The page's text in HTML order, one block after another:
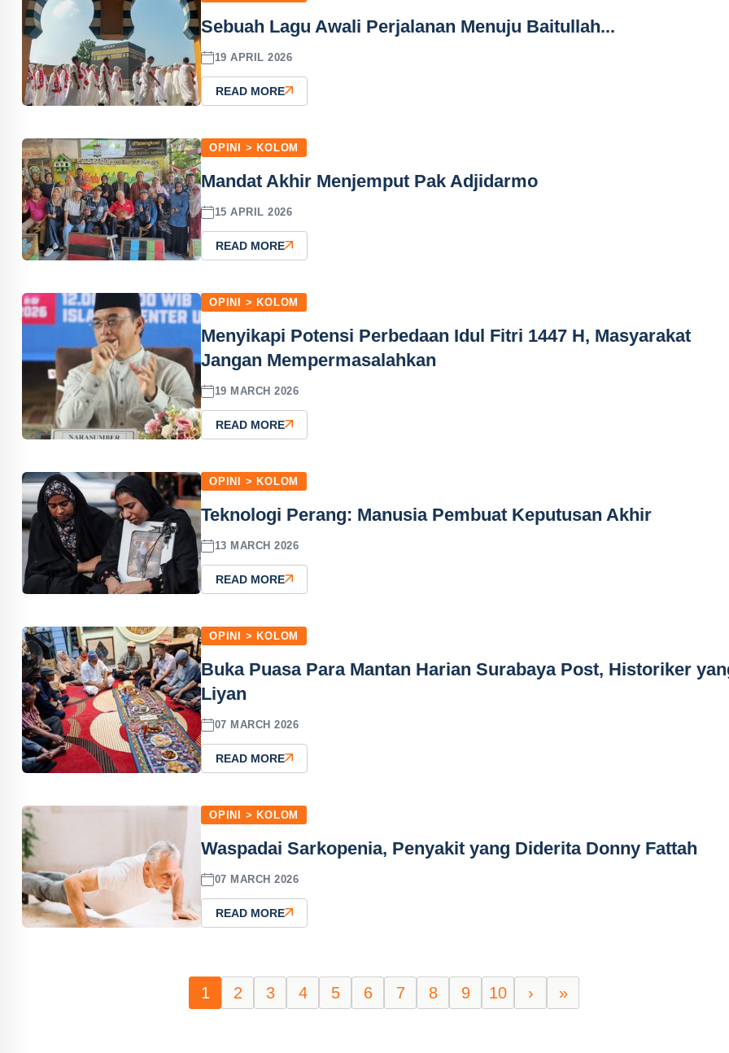
Sebuah Lagu Awali Perjalanan Menuju Baitullah...
19 APRIL 2026
READ MORE
OPINI > KOLOM
Mandat Akhir Menjemput Pak Adjidarmo
15 APRIL 2026
READ MORE
OPINI > KOLOM
Menyikapi Potensi Perbedaan Idul Fitri 1447 H, Masyarakat
Jangan Mempermasalahkan
19 MARCH 2026
READ MORE
OPINI > KOLOM
Teknologi Perang: Manusia Pembuat Keputusan Akhir
13 MARCH 2026
READ MORE
OPINI > KOLOM
Buka Puasa Para Mantan Harian Surabaya Post, Historiker
Liyan
07 MARCH 2026
READ MORE
OPINI > KOLOM
Waspadai Sarkopenia, Penyakit yang Diderita Donny Fattah
07 MARCH 2026
READ MORE
1 2 3 4 5 6 7 8 9 10 › »